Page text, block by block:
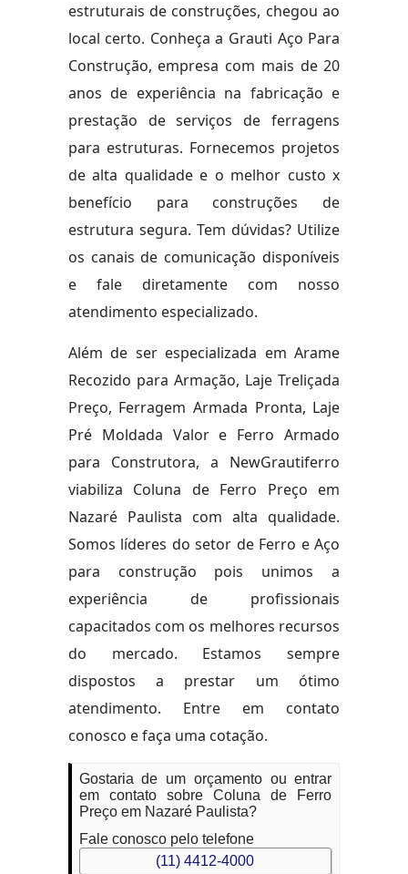
estruturais de construções, chegou ao
local certo. Conheça a Grauti Aço Para
Construção, empresa com mais de 20
anos de experiência na fabricação e
prestação de serviços de ferragens
para estruturas. Fornecemos projetos
de alta qualidade e o melhor custo x
benefício para construções de
estrutura segura. Tem dúvidas? Utilize
os canais de comunicação disponíveis
e fale diretamente com nosso
atendimento especializado.
Além de ser especializada em Arame
Recozido para Armação, Laje Treliçada
Preço, Ferragem Armada Pronta, Laje
Pré Moldada Valor e Ferro Armado
para Construtora, a NewGrautiferro
viabiliza Coluna de Ferro Preço em
Nazaré Paulista com alta qualidade.
Somos líderes do setor de Ferro e Aço
para construção pois unimos a
experiência de profissionais
capacitados com os melhores recursos
do mercado. Estamos sempre
dispostos a prestar um ótimo
atendimento. Entre em contato
conosco e faça uma cotação.
Gostaria de um orçamento ou entrar
em contato sobre Coluna de Ferro
Preço em Nazaré Paulista?
Fale conosco pelo telefone
(11) 4412-4000